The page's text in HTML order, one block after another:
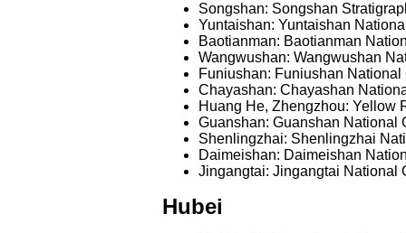
Songshan: Songshan
Yuntaishan: Yuntaishan
Baotianman: Baotianman
Wangwushan: Wangwushan
Funiushan: Funiushan National
Chayashan: Chayashan
Huang He, Zhengzhou: Yellow
Guanshan: Guanshan National
Shenlingzhai: Shenlingzhai
Daimeishan: Daimeishan
Jingangtai: Jingangtai National
Hubei